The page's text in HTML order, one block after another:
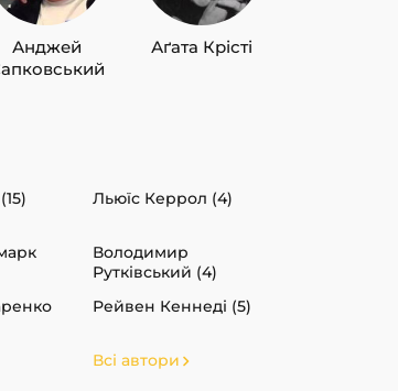
Анджей
Аґата Крісті
Льюїс Керрол (4)
Володимир
Рутківський (4)
Рейвен Кеннеді (5)
Всі автори